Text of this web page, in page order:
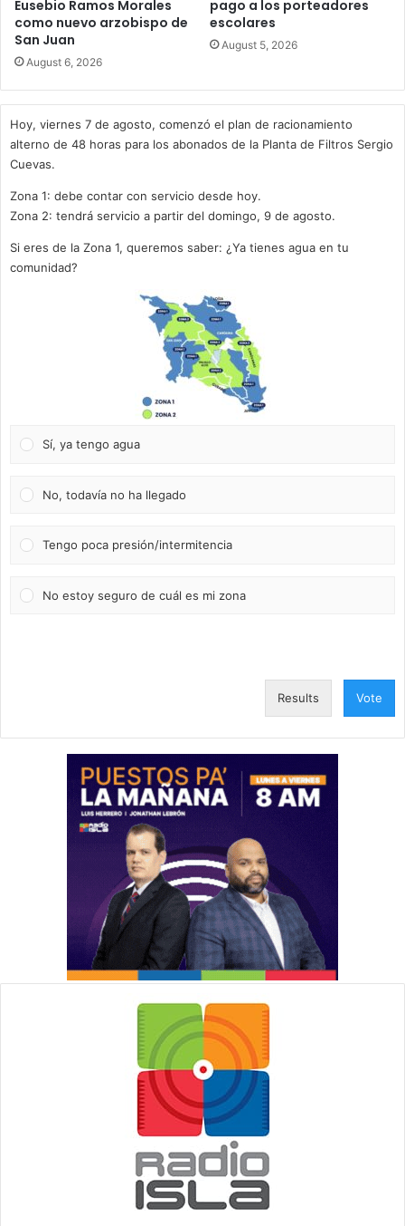
Eusebio Ramos Morales
como nuevo arzobispo de
San Juan
August 6, 2026
pago a los porteadores
escolares
August 5, 2026
Hoy, viernes 7 de agosto, comenzó el plan de racionamiento
alterno de 48 horas para los abonados de la Planta de Filtros Sergio
Cuevas.
Zona 1: debe contar con servicio desde hoy.
Zona 2: tendrá servicio a partir del domingo, 9 de agosto.
Si eres de la Zona 1, queremos saber: ¿Ya tienes agua en tu
comunidad?
Sí, ya tengo agua
No, todavía no ha llegado
Tengo poca presión/intermitencia
No estoy seguro de cuál es mi zona
Results Vote